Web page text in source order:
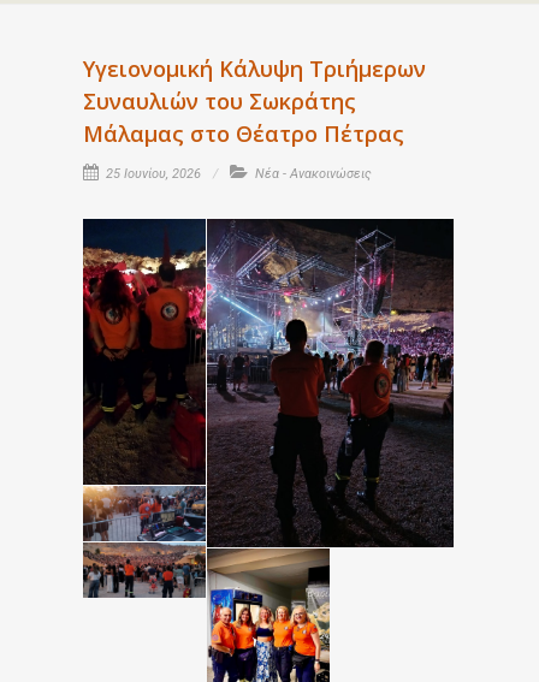
Υγειονομική Κάλυψη Τριήμερων
Συναυλιών του Σωκράτης
Μάλαμας στο Θέατρο Πέτρας
25 Ιουνίου, 2026 Νέα - Ανακοινώσεις